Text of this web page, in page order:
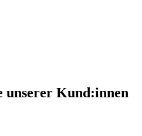
unserer Kund:innen